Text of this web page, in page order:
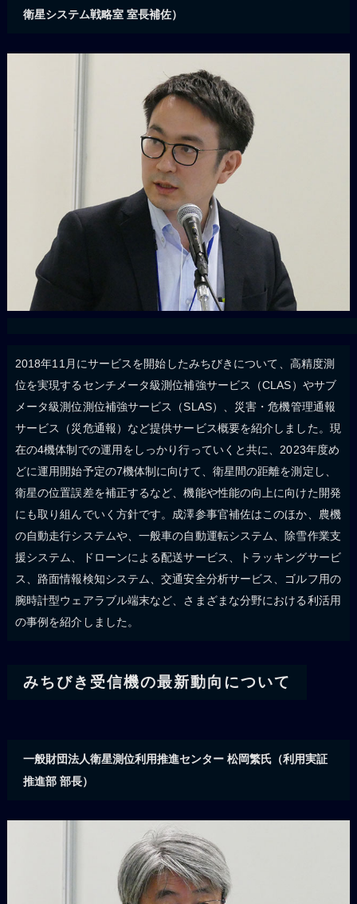
衛星システム戦略室 室長補佐）
2018年11月にサービスを開始したみちびきについて、高精度測
位を実現するセンチメータ級測位補強サービス（CLAS）やサブ
メータ級測位測位補強サービス（SLAS）、災害・危機管理通報
サービス（災危通報）など提供サービス概要を紹介しました。現
在の4機体制での運用をしっかり行っていくと共に、2023年度め
どに運用開始予定の7機体制に向けて、衛星間の距離を測定し、
衛星の位置誤差を補正するなど、機能や性能の向上に向けた開発
にも取り組んでいく方針です。成澤参事官補佐はこのほか、農機
の自動走行システムや、一般車の自動運転システム、除雪作業支
援システム、ドローンによる配送サービス、トラッキングサービ
ス、路面情報検知システム、交通安全分析サービス、ゴルフ用の
腕時計型ウェアラブル端末など、さまざまな分野における利活用
の事例を紹介しました。
みちびき受信機の最新動向について
一般財団法人衛星測位利用推進センター 松岡繁氏（利用実証
推進部 部長）